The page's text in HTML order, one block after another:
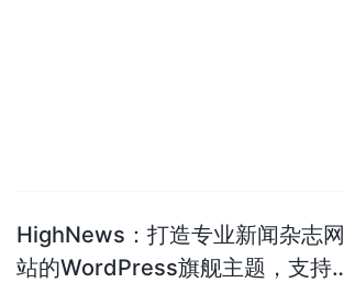
HighNews：打造专业新闻杂志网
站的WordPress旗舰主题，支持